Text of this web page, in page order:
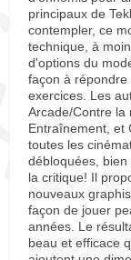
principaux de
contempler, ce
technique, à
d'options du
façon à répondre
exercices. Les
Arcade/Contre la
Entraînement, et
toutes les
débloquées,
la critique! Il
nouveaux
façon de jouer
années. Le
beau et efficace